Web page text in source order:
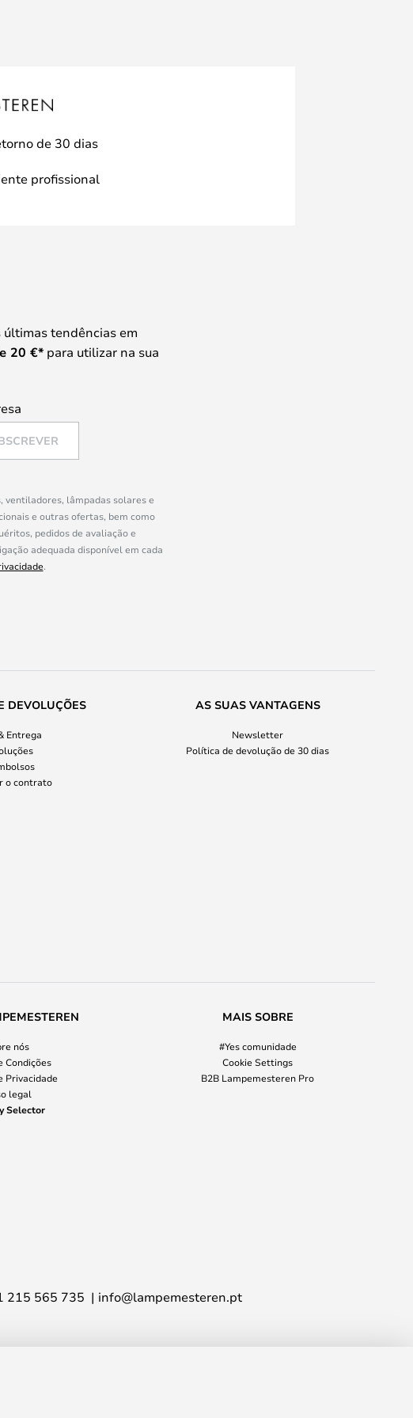
de 30 dias
profissional
últimas tendências em
20 €* para utilizar na sua
ventiladores, lâmpadas solares e
e outras ofertas, bem como
pedidos de avaliação e
adequada disponível em cada
.
DEVOLUÇÕES
Entrega
o contrato
AS SUAS VANTAGENS
Newsletter
Política de devolução de 30 dias
nós
Condições
Privacidade
legal
Selector
MAIS SOBRE
#Yes comunidade
Cookie Settings
B2B Lampemesteren Pro
215 565 735 info@lampemesteren.pt